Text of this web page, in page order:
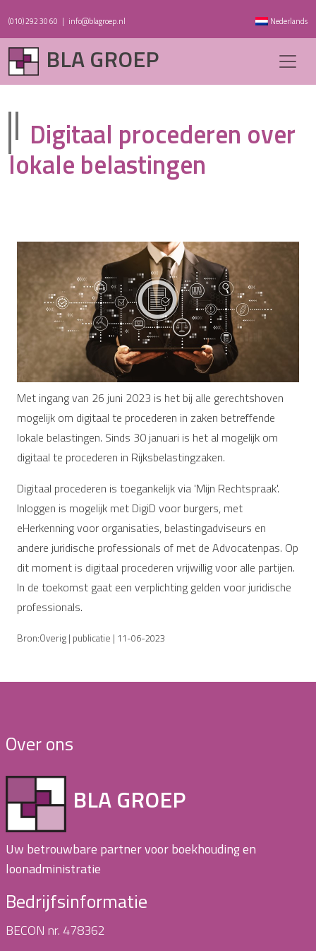
(010) 292 30 60 | info@blagroep.nl Nederlands
BLA GROEP
Digitaal procederen over
lokale belastingen
Met ingang van 26 juni 2023 is het bij alle gerechtshoven
mogelijk om digitaal te procederen in zaken betreffende
lokale belastingen. Sinds 30 januari is het al mogelijk om
digitaal te procederen in Rijksbelastingzaken.
Digitaal procederen is toegankelijk via 'Mijn Rechtspraak'.
Inloggen is mogelijk met DigiD voor burgers, met
eHerkenning voor organisaties, belastingadviseurs en
andere juridische professionals of met de Advocatenpas. Op
dit moment is digitaal procederen vrijwillig voor alle partijen.
In de toekomst gaat een verplichting gelden voor juridische
professionals.
Bron:Overig | publicatie | 11-06-2023
Over ons
BLA GROEP
Uw betrouwbare partner voor boekhouding en
loonadministratie
Bedrijfsinformatie
BECON nr. 478362